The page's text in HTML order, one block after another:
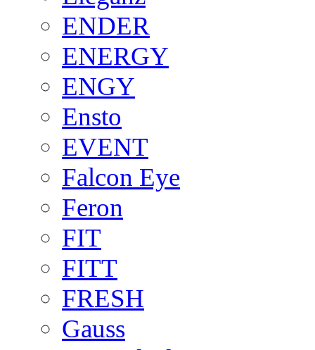
ENDER
ENERGY
ENGY
Ensto
EVENT
Falcon Eye
Feron
FIT
FITT
FRESH
Gauss